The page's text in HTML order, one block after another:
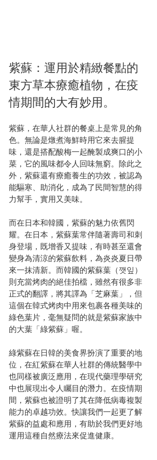
紫蘇：運用於精緻餐點的
東方草本療癒植物，在疫
情期間的大有妙用。
紫蘇，在華人社群的餐桌上是常見的角
色。無論是燉煮海鮮時用它來去腥提
味，還是搭配酸梅一起醃製成爽口的小
菜，它的風味都令人回味無窮。除此之
外，紫蘇還有療癒養生的功效，被認為
能驅寒、助消化，成為了民間智慧的得
力幫手，實用又美味。
而在日本和韓國，紫蘇的魅力依舊閃
耀。在日本，紫蘇葉常伴隨著壽司和刺
身登場，既增香又提味，有時甚至還會
變身為清涼的紫蘇飲料，為炎炎夏日帶
來一抹清新。而韓國的紫蘇葉（깻잎）
則充當烤肉的絕佳拍檔，雖然有很多非
正式的翻譯，將其譯為「芝麻葉」，但
這個在韓式烤肉中用來包裹各種美味的
綠色葉片，毫無疑問的就是紫蘇家族中
的大葉「綠紫蘇」喔。
綠紫蘇在日韓的美食界扮演了重要的地
位，在紅紫蘇在華人社群的傳統醫學中
也同樣被廣泛應用，在現代藥理學研究
中也展現出令人矚目的潛力。在疫情期
間，紫蘇也被證明了其在降低病毒複製
能力的卓越功效。快讓我們一起更了解
紫蘇的益處和應用，有助於我們更好地
運用這種自然療法來促進健康。